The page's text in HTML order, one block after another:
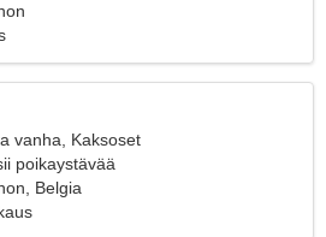
vanha, Kaksoset
poikaystävää
Belgia